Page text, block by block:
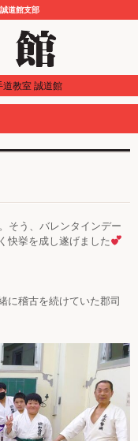
道館支部
教室 誠道館
そう、バレンタインデー
快挙を成し遂げました
に稽古を続けていた郡司